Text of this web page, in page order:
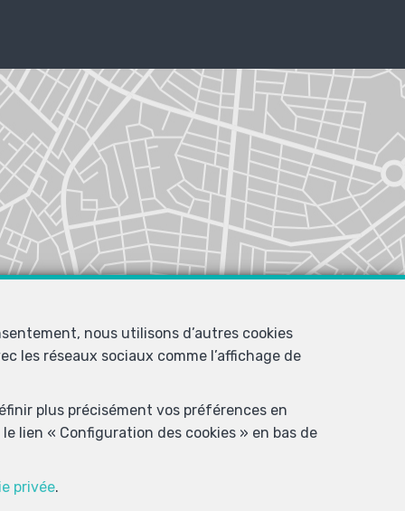
nous utilisons d’autres cookies
les réseaux sociaux comme l’affichage de
plus précisément vos préférences en
lien « Configuration des cookies » en bas de
privée.